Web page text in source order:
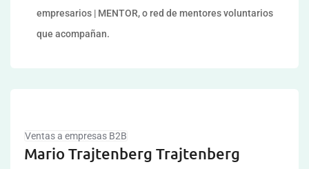
empresarios | MENTOR, o red de mentores voluntarios
que acompañan.
Ventas a empresas B2B
Mario Trajtenberg Trajtenberg